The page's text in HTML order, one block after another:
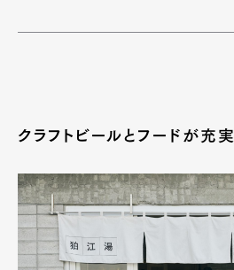
クラフトビールとフードが充実